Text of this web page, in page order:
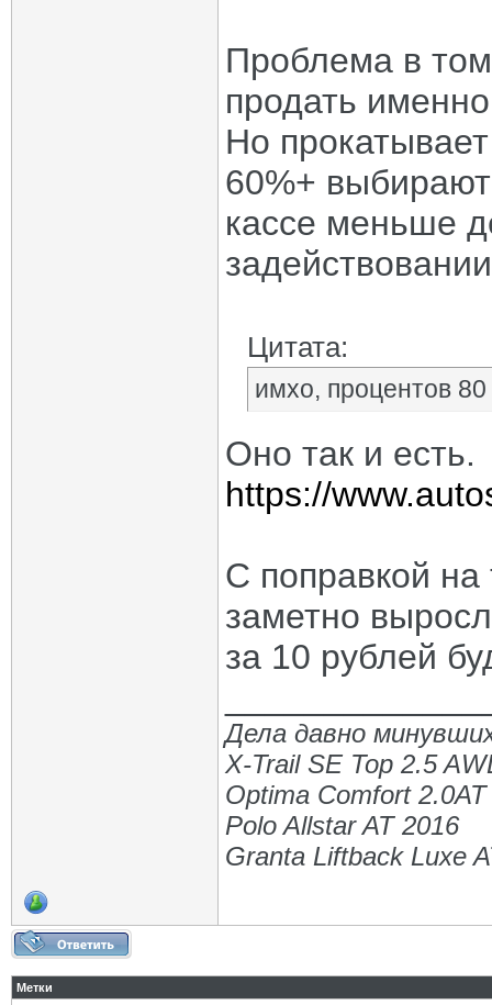
Проблема в том
продать
Но
60%+
кассе меньше
Цитата:
имхо, процентов
Оно так и есть.
https://
С поправкой на
заметно
за 10 рублей
Дела давно
X-Trail SE Top 2.5
Optima Comfort
Polo Allstar AT 2016
Granta Liftback Luxe
Метки